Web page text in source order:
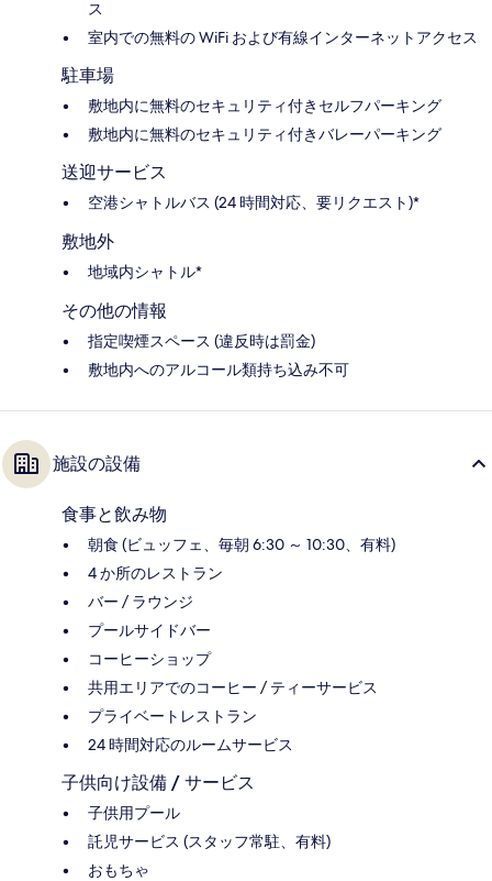
ス
室内での無料の WiFi および有線インターネットアクセス
駐車場
敷地内に無料のセキュリティ付きセルフパーキング
敷地内に無料のセキュリティ付きバレーパーキング
送迎サービス
空港シャトルバス (24 時間対応、要リクエスト)*
敷地外
地域内シャトル*
その他の情報
指定喫煙スペース (違反時は罰金)
敷地内へのアルコール類持ち込み不可
施設の設備
食事と飲み物
朝食 (ビュッフェ、毎朝 6:30 ～ 10:30、有料)
4 か所のレストラン
バー / ラウンジ
プールサイドバー
コーヒーショップ
共用エリアでのコーヒー / ティーサービス
プライベートレストラン
24 時間対応のルームサービス
子供向け設備 / サービス
子供用プール
託児サービス (スタッフ常駐、有料)
おもちゃ